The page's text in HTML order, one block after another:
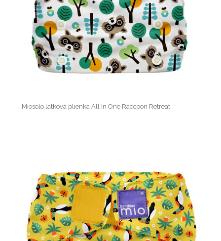
Miosolo látková plienka All In One Raccoon Retreat